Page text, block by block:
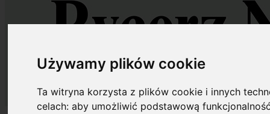
Używamy plików cookie
Ta witryna korzysta z plików cookie i innych
celach:aby umożliwić podstawową